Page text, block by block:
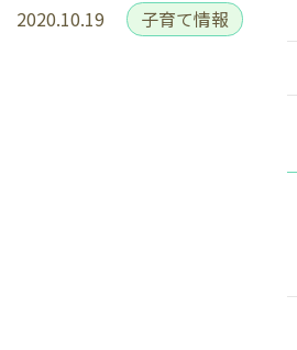
2020.10.19 子育て情報